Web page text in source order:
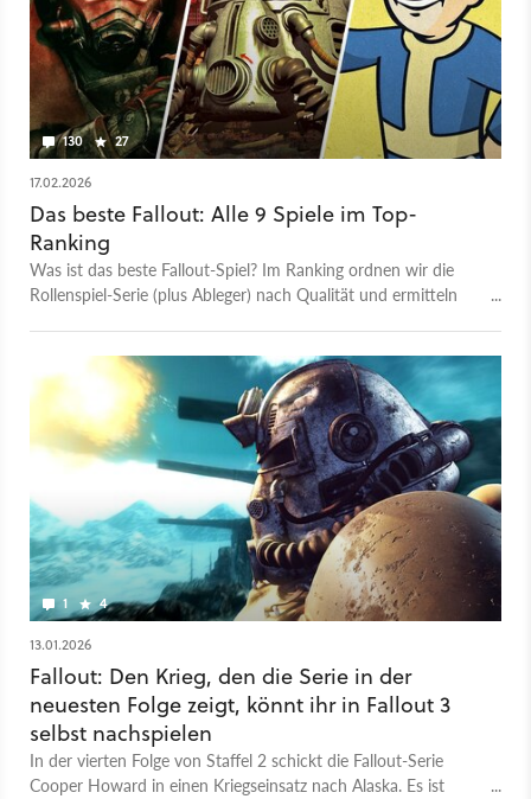
130 27
17.02.2026
Das beste Fallout: Alle 9 Spiele im Top-
Ranking
Was ist das beste Fallout-Spiel? Im Ranking ordnen wir die
Rollenspiel-Serie (plus Ableger) nach Qualität und ermitteln
1 4
13.01.2026
Fallout: Den Krieg, den die Serie in der
neuesten Folge zeigt, könnt ihr in Fallout 3
selbst nachspielen
In der vierten Folge von Staffel 2 schickt die Fallout-Serie
Cooper Howard in einen Kriegseinsatz nach Alaska. Es ist